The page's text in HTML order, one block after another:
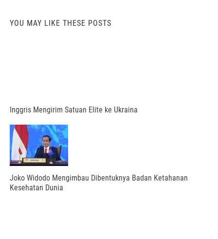
YOU MAY LIKE THESE POSTS
Inggris Mengirim Satuan Elite ke Ukraina
Joko Widodo Mengimbau Dibentuknya Badan Ketahanan
Kesehatan Dunia